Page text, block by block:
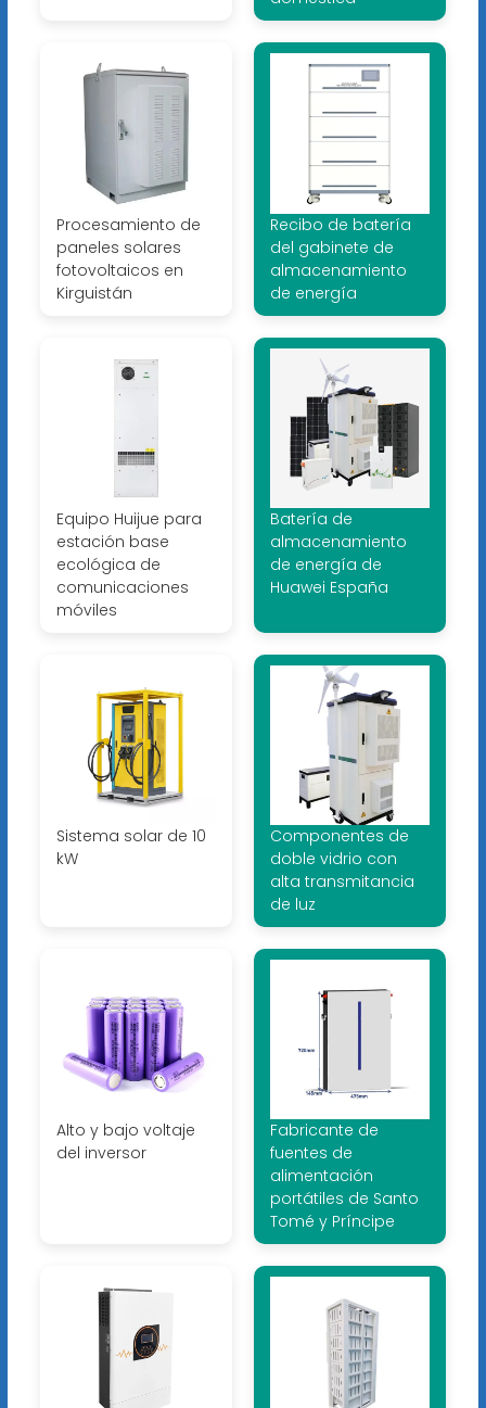
Procesamiento de
paneles solares
fotovoltaicos en
Kirguistán
Recibo de batería
del gabinete de
almacenamiento
de energía
Equipo Huijue para
estación base
ecológica de
comunicaciones
móviles
Batería de
almacenamiento
de energía de
Huawei España
Sistema solar de 10
kW
Componentes de
doble vidrio con
alta transmitancia
de luz
Alto y bajo voltaje
del inversor
Fabricante de
fuentes de
alimentación
portátiles de Santo
Tomé y Príncipe